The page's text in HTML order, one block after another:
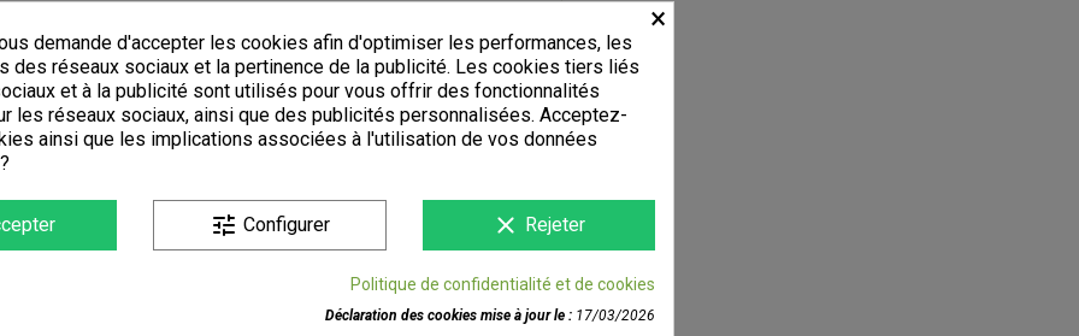
×
demande d'accepter les cookies afin d'optimiser les performances, les
des réseaux sociaux et la pertinence de la publicité. Les cookies tiers liés
et à la publicité sont utilisés pour vous offrir des fonctionnalités
les réseaux sociaux, ainsi que des publicités personnalisées. Acceptez-
ainsi que les implications associées à l'utilisation de vos données
tune Configurer clear Rejeter
Politique de confidentialité et de cookies
Déclaration des cookies mise à jour le : 17/03/2026